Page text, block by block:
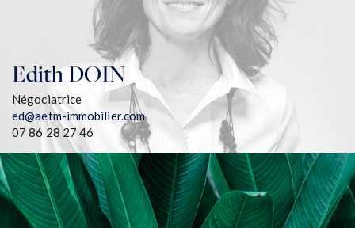
EdithDOIN
Négociatrice
ed@aetm-immobilier.com
07 86 28 27 46